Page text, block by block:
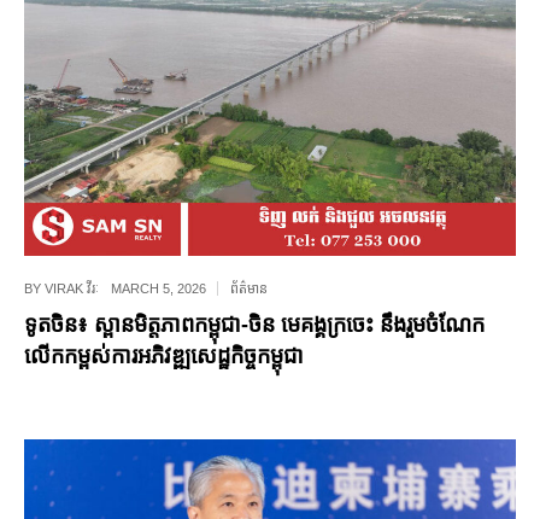
BY VIRAK វីរៈ MARCH 5, 2026 ព័ត៌មាន
ទូតចិន៖ ស្ពានមិត្តភាពកម្ពុជា-ចិន មេគង្គក្រចេះ នឹងរួមចំណែក
លើកកម្ពស់ការអភិវឌ្ឍសេដ្ឋកិច្ចកម្ពុជា